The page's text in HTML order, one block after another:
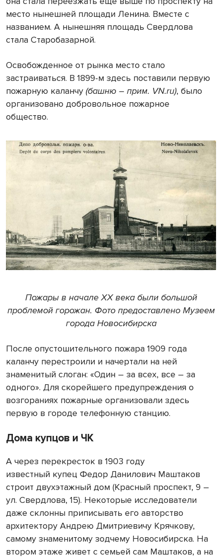
место нынешней площади Ленина. Вместе с
названием. А нынешняя площадь Свердлова
стала Старобазарной.
Освобожденное от рынка место стало
застраиваться. В 1899-м здесь поставили первую
пожарную каланчу (башню – прим. VN.ru), было
организовано добровольное пожарное
общество.
Пожары в начале XX века были большой
проблемой горожан. Фото предоставлено Музеем
города Новосибирска
После опустошительного пожара 1909 года
каланчу перестроили и начертали на ней
знаменитый слоган: «Один – за всех, все – за
одного». Для скорейшего предупреждения о
возгораниях пожарные организовали здесь
первую в городе телефонную станцию.
Дома купцов и ЧК
А через перекресток в 1903 году
известный купец Федор Данилович Маштаков
строит двухэтажный дом (Красный проспект, 9 –
ул. Свердлова, 15). Некоторые исследователи
даже склонны приписывать его авторство
архитектору Андрею Дмитриевичу Крячкову,
самому знаменитому зодчему Новосибирска. На
втором этаже живет с семьей сам Маштаков, а на